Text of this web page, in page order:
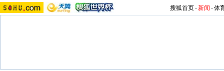
搜狐首页-新闻 -体